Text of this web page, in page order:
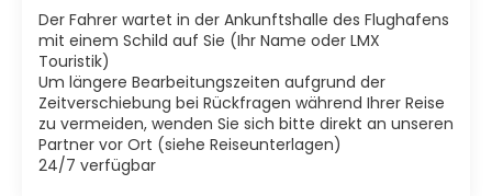
etwas weiter im Landesinneren liegen.
Der Fahrer wartet in der Ankunftshalle des Flughafens
mit einem Schild auf Sie (Ihr Name oder LMX
Touristik)
Um längere Bearbeitungszeiten aufgrund der
Zeitverschiebung bei Rückfragen während Ihrer Reise
zu vermeiden, wenden Sie sich bitte direkt an unseren
Partner vor Ort (siehe Reiseunterlagen)
24/7 verfügbar